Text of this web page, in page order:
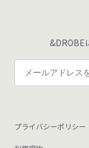
&DROBE
プライバシーポリシー